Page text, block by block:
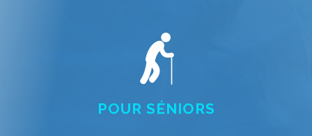
POUR SÉNIORS